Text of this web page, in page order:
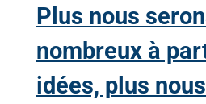
Plus nous
nombreux à
idées, plus